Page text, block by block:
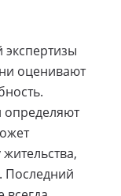
оценивают
определяют
Последний